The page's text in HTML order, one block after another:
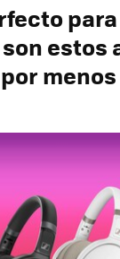
para
estos
menos